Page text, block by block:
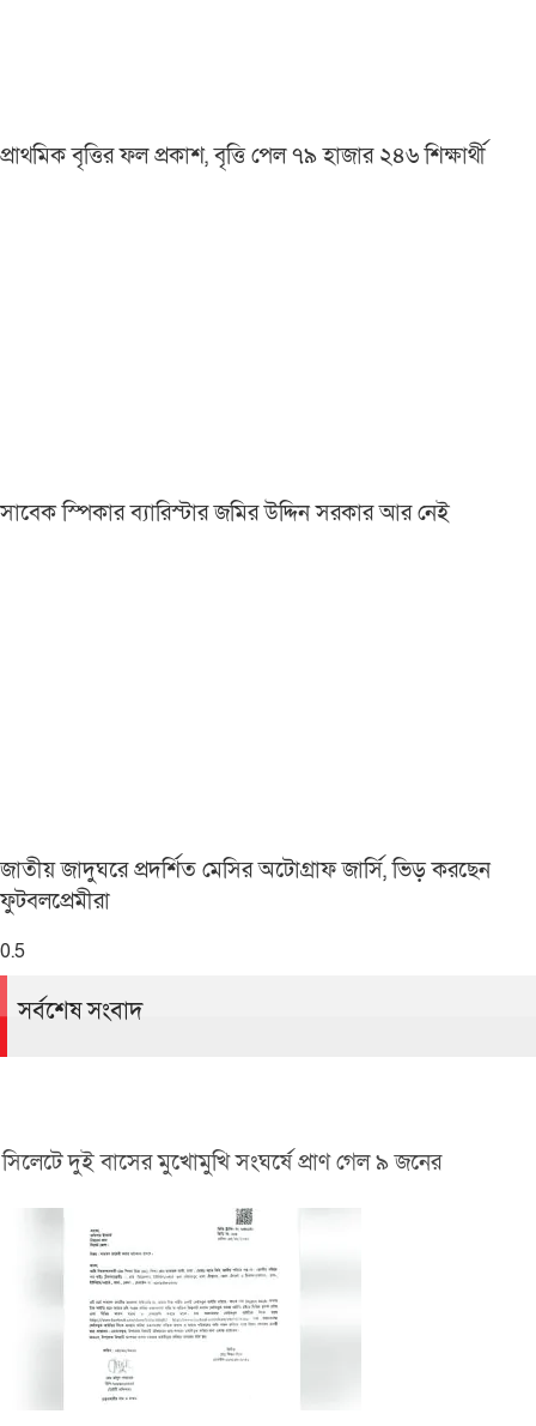
প্রাথমিক বৃত্তির ফল প্রকাশ, বৃত্তি পেল ৭৯ হাজার ২৪৬ শিক্ষার্থী
সাবেক স্পিকার ব্যারিস্টার জমির উদ্দিন সরকার আর নেই
জাতীয় জাদুঘরে প্রদর্শিত মেসির অটোগ্রাফ জার্সি, ভিড় করছেন
ফুটবলপ্রেমীরা
সর্বশেষ সংবাদ
সিলেটে দুই বাসের মুখোমুখি সংঘর্ষে প্রাণ গেল ৯ জনের